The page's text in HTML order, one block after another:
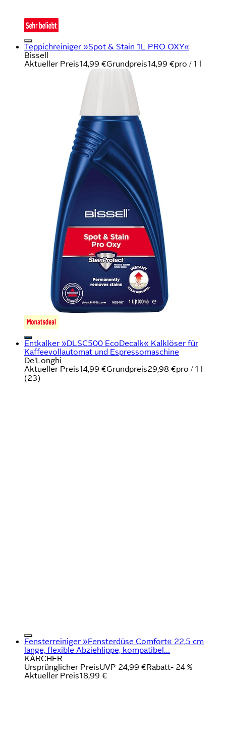
Teppichreiniger »Spot & Stain 1L PRO OXY«
Bissell
Aktueller Preis14,99 €Grundpreis14,99 €pro / 1 l
Entkalker »DLSC500 EcoDecalk« Kalklöser für
Kaffeevollautomat und Espressomaschine
De'Longhi
Aktueller Preis14,99 €Grundpreis29,98 €pro / 1 l
(23)
Fensterreiniger »Fensterdüse Comfort« 22,5 cm
lange, flexible Abziehlippe, kompatibel...
KÄRCHER
Ursprünglicher PreisUVP 24,99 €Rabatt- 24 %
Aktueller Preis18,99 €